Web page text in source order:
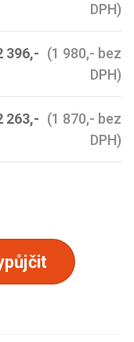
DPH)
396,- (1 980,- bez
DPH)
263,- (1 870,- bez
DPH)